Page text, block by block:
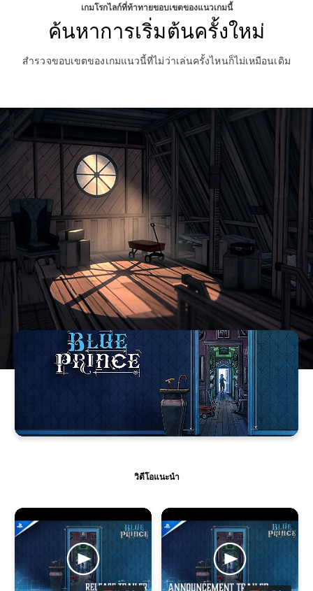
เกมโรกไลก์ที่ท้าทายขอบเขตของแนวเกมนี้
ค้นหาการเริ่มต้นครั้งใหม่
สำรวจขอบเขตของเกมแนวนี้ที่ไม่ว่าเล่นครั้งไหนก็ไม่เหมือนเดิม
วิดีโอแนะนำ